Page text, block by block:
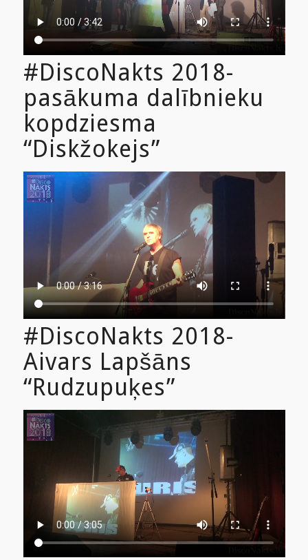
#DiscoNakts 2018-
pasākuma dalībnieku
kopdziesma
“Diskžokejs”
#DiscoNakts 2018-
Aivars Lapšāns
“Rudzupuķes”